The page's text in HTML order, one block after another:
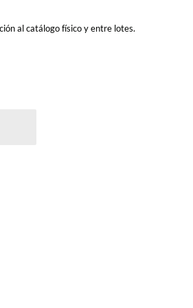
al catálogo físico y entre lotes.